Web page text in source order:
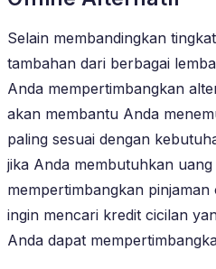
Selain membandingkan
tambahan dari berbagai
Anda mempertimbangkan
akan membantu Anda
paling sesuai dengan
jika Anda membutuhkan
mempertimbangkan
ingin mencari kredit cicilan
Anda dapat